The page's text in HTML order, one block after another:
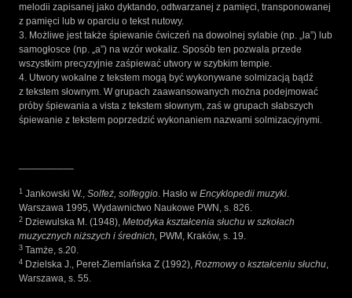
melodii zapisanej jako dyktando, odtwarzanej z pamięci, transponowanej
z pamięci lub w oparciu o tekst nutowy.
3. Możliwe jest także śpiewanie ćwiczeń na dowolnej sylabie (np. „la”) lub
samogłosce (np. „a”) na wzór wokaliz. Sposób ten pozwala przede
wszystkim precyzyjnie zaśpiewać utwory w szybkim tempie.
4. Utwory wokalne z tekstem mogą być wykonywane solmizacją bądź
z tekstem słownym. W grupach zaawansowanych można podejmować
próby śpiewania a vista z tekstem słownym, zaś w grupach słabszych
śpiewanie z tekstem poprzedzić wykonaniem nazwami solmizacyjnymi.
1 Jankowski W., Solfeż, solfeggio. Hasło w Encyklopedii muzyki.
Warszawa 1995, Wydawnictwo Naukowe PWN, s. 826.
2 Dziewulska M. (1948), Metodyka kształcenia słuchu w szkołach
muzycznych niższych i średnich, PWM, Kraków, s. 19.
3 Tamże, s.20.
4 Dzielska J., Peret-Ziemlańska Z (1992), Rozmowy o kształceniu słuchu,
Warszawa, s. 55.